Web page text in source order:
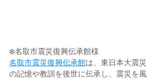
❄️名取市震災復興伝承館様
名取市震災復興伝承館は、東日本大震災
の記憶や教訓を後世に伝承し、震災を風